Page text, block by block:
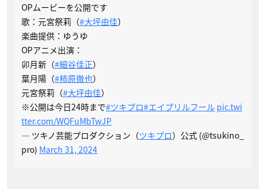
OPムービーを公開です
歌：元宮祭莉（#大坪由佳）
楽曲提供：ゆうゆ
OPアニメ出演：
卯月新（#細谷佳正）
葉月陽（#柿原徹也）
元宮祭莉（#大坪由佳）
※公開は今日24時まで#ツキプロ#エイプリルフール pic.twi
tter.com/WQFuMbTwJP
— ツキノ芸能プロダクション（ツキプロ）公式 (@tsukino_
pro) March 31, 2024